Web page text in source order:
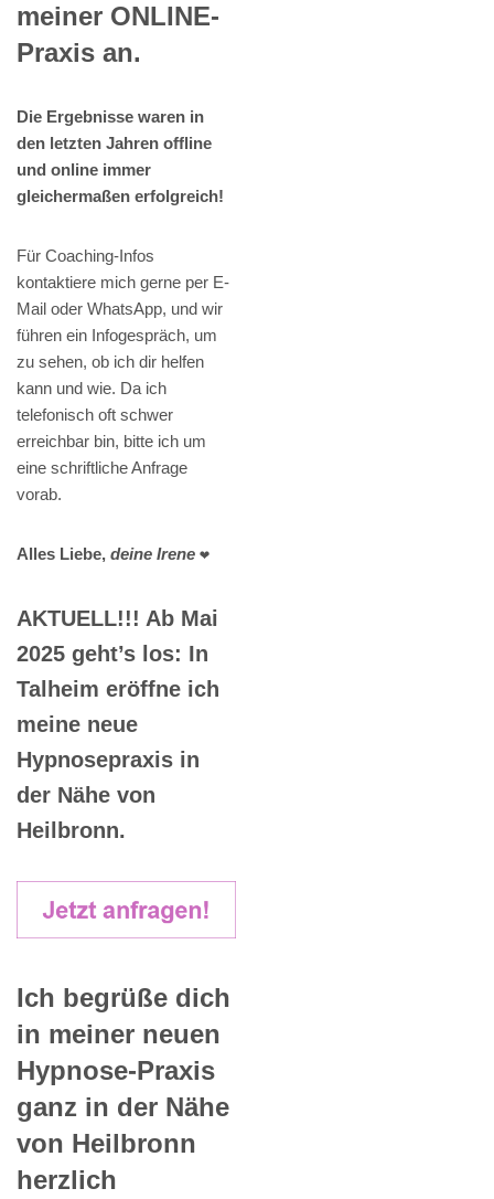
meiner ONLINE-
Praxis an.
Die Ergebnisse waren in
den letzten Jahren offline
und online immer
gleichermaßen erfolgreich!
Für Coaching-Infos
kontaktiere mich gerne per E-
Mail oder WhatsApp, und wir
führen ein Infogespräch, um
zu sehen, ob ich dir helfen
kann und wie. Da ich
telefonisch oft schwer
erreichbar bin, bitte ich um
eine schriftliche Anfrage
vorab.
Alles Liebe, deine Irene ❤️
AKTUELL!!! Ab Mai
2025 geht’s los: In
Talheim eröffne ich
meine neue
Hypnosepraxis in
der Nähe von
Heilbronn.
Ich begrüße dich
in meiner neuen
Hypnose-Praxis
ganz in der Nähe
von Heilbronn
herzlich